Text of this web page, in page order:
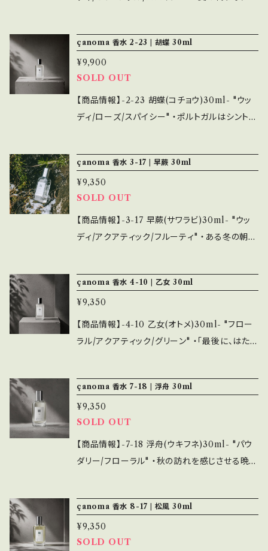
H-11
H-15
H-16
ほんの刹那、乾いた風が通り抜ける。 あんなに
嫌いだった夏が、終わりに近づいていることを、
寂しく受け止めている自分がいる。 湿気をオー
クモス、乾燥をシダー、熱気をアンバー調の香り
とサフラン、涼しさをフゼア調の香りで表現。 一
リスが加わり、不思議となつかしさを醸し出して
いる。 ベルガモット、バジル、カルダモン、クロー
ブ、サフラン、ヴァイオレットリーフ、 ローズ、オー
クモス、シダーウッド、ミルラ、ラブダナム、カカオ
・内容量は30ml=約200プッシュが可能。オード
持ちもおすすめです。 また、emotionalではお
香各種と香りを合わせて選ぶことも可能です。
çanoma 香水 2-23 | 胡蝶 30ml
¥9,900
SOLD OUT
【商品情報】-2-23 胡蝶(コチョウ)30ml- "ウッ
ディ/ローズ/スパイシー" ・ポルトガルはシント
なって鼻腔の中で弾けるのを感じた。 その時に
ふと、幼い頃アゲハチョウの幼虫を育てたことを
思い出した。薄黄色の謙虚な卵を家に持ち帰り、
孵化後は毎日山椒の葉を与えた。 サナギになり
数日後、美しい翅を持ったアゲハチョウが中から
的にはベランダからひっそりと飛び立っていっ
た。 ウッディノートを中心に、インセンス、レザー、
ローズ、四川山椒やジンジャー等のスパイスが
華やかに香る。 レモン/ベルガモット/ローズマリ
ー/パピルス/パチュリ/ムスク ・内容量は30ml=
約200プッシュが可能。オードトワレ=持続3~4
時間程度。 ・シーズンで香りを変えてみるのも良
す。 また、emotionalではお香各種と香りを合
わせて選ぶことも可能です。
çanoma 香水 3-17 | 早蕨 30ml
¥9,350
SOLD OUT
【商品情報】-3-17 早蕨(サワラビ)30ml- "ウッ
ディ/アクアティック/フルーティ" ・ある冬の朝目
香りがする。春がもうすぐそこまできていること
を知る。 松やシダーウッドのウッディーノートと、
ラベンダーやセージのアロマティックノー トを、
青リンゴ調のムスクが優しく包む。寒い冬の朝、
ンス/シダーウッド/ ベチバー/サンダルウッド/ム
スク ・内容量は30ml=約200プッシュが可能。
オードトワレ=持続3~4時間程度。 ・シーズンで
香りを変えてみるのも良し、シンプルなデザイン
で複数持ちもおすすめです。 また、emotional
çanoma 香水 4-10 | 乙女 30ml
¥9,350
【商品情報】-4-10 乙女(オトメ)30ml- "フロー
ラル/アクアティック/グリーン" ・「最後に、はたと
たことのない手紙が、みずみずしい白百合の花に
はさまれ、まだ涙に濡れたままの状態で、ピンク
のリボンで束ねられているのが見つかった。」 ガ
ブリエル・ガルシア＝マルケス『百年の孤独』南国
調フローラル、海を感じさせるアクアティック、芝
アコードを構成。 ベルガモット/アクアティックノ
ート/ティアレ/イランイラン/ジャスミン/ミュゲ/
バイオレット/ローズ/オークモス/ベチバー/イン
çanoma 香水 7-18 | 浮舟 30ml
¥9,350
SOLD OUT
【商品情報】-7-18 浮舟(ウキフネ)30ml- "パウ
ダリー/フローラル" ・秋の訪れを感じさせる晩夏
け浄化しているように感じられる。 ミモザ、アカ
シア、パウダリーなムスクを中心としたクラシッ
クフローラルに、マリンノートがモダンなコントラ
çanoma 香水 8-17 | 松風 30ml
¥9,350
SOLD OUT